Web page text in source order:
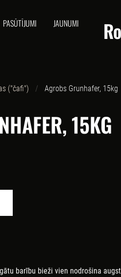
PASŪTĪJUMI
JAUNUMI
("čafi") Agrobs Grunhafer, 15kg
15KG
barību bieži vien nodrošina